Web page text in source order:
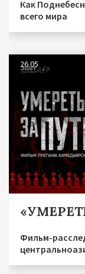
Как
всего мира
26.05
Фильм-